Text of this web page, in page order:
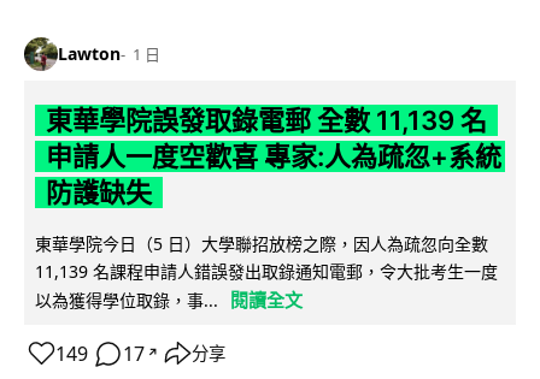
Lawton 1 日
東華學院誤發取錄電郵 全數 11,139 名
申請人一度空歡喜 專家:人為疏忽+系統
防護缺失
東華學院今日（5 日）大學聯招放榜之際，因人為疏忽向全數
11,139 名課程申請人錯誤發出取錄通知電郵，令大批考生一度
以為獲得學位取錄，事...
閱讀全文
149 17 ↗ 分享